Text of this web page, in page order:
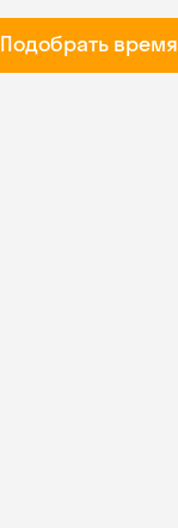
Подобрать время